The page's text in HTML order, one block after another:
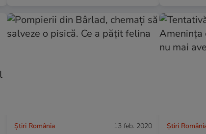
Știri România 13 feb. 2020 Știri